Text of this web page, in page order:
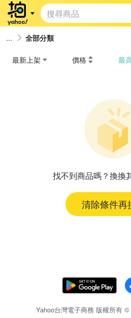
全部分類
最新上架 價格 最
找不到商品嗎？換換
清除條件再
Yahoo台灣電子商務 版權所有